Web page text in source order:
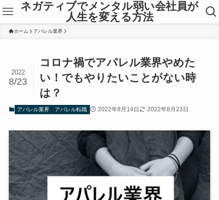
ネガティブでメンタル弱い会社員が
人生を変える方法
ホーム アパレル業界
コロナ禍でアパレル業界やめた
い！でもやりたいことがない時
は？
2022
8/23
アパレル業界 アパレル転職 2022年8月14日 2022年8月23日